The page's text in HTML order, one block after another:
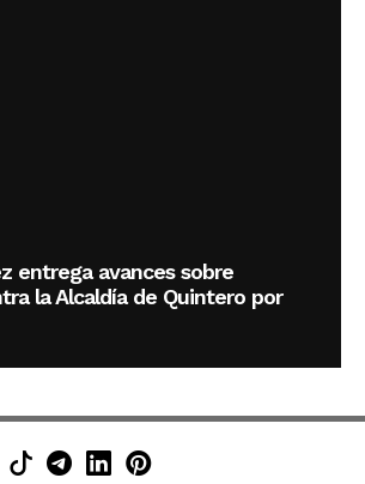
entrega avances sobre
la Alcaldía de Quintero por
en Facebook
en Instagram
en X (Twitter)
Minuto30 en TikTok
Canal de Minuto30 en
Minuto30 en LinkedIn
Minuto30 en